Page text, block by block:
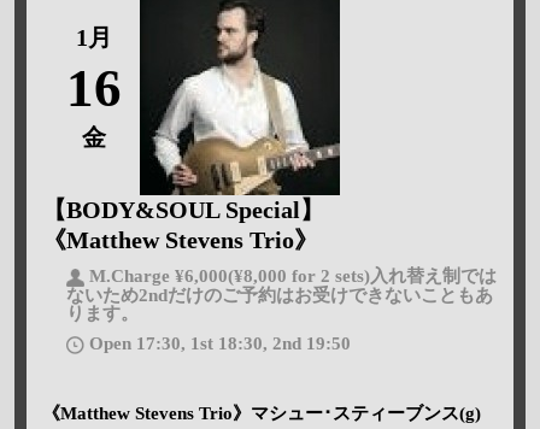
1月
16
金
【BODY&SOUL Special】
《Matthew Stevens Trio》
M.Charge ¥6,000(¥8,000 for 2 sets)入れ替え制では
ないため2ndだけのご予約はお受けできないこともあ
ります。
Open 17:30, 1st 18:30, 2nd 19:50
《Matthew Stevens Trio》マシュー･スティーブンス(g)